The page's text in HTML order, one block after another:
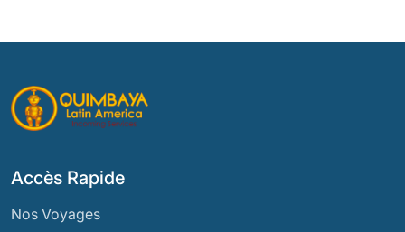
Accès Rapide
Nos Voyages